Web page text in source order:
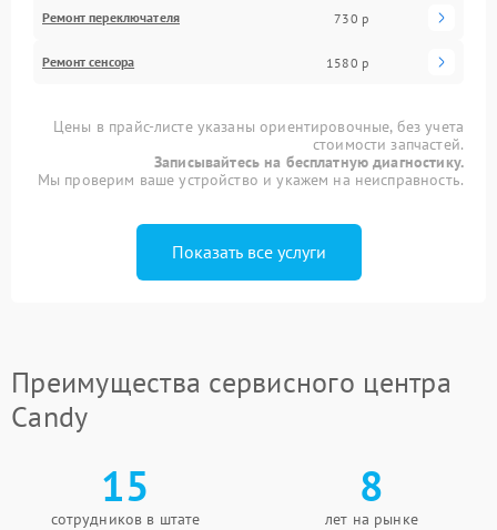
Ремонт переключателя 730 р
Ремонт сенсора 1580 р
Цены в прайс-листе указаны ориентировочные, без учета
стоимости запчастей.
Записывайтесь на бесплатную диагностику.
Мы проверим ваше устройство и укажем на неисправность.
Показать все услуги
Преимущества сервисного центра
Candy
15
сотрудников в штате
8
лет на рынке